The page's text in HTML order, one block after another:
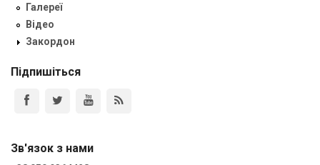
Галереї
Відео
Закордон
Підпишіться
Зв'язок з нами